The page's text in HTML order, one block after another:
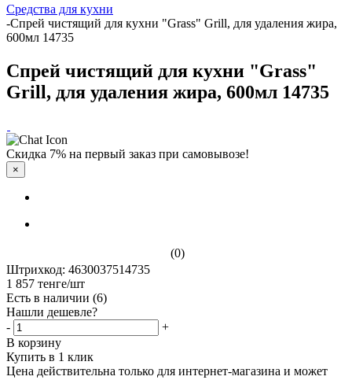
Средства для кухни
-Спрей чистящий для кухни "Grass" Grill, для удаления жира,
600мл 14735
Спрей чистящий для кухни "Grass"
Grill, для удаления жира, 600мл 14735
Скидка 7% на первый заказ при самовывозе!
×
(0)
Штрихкод: 4630037514735
1 857 тенге/шт
Есть в наличии (6)
Нашли дешевле?
-
+
В корзину
Купить в 1 клик
Цена действительна только для интернет-магазина и может